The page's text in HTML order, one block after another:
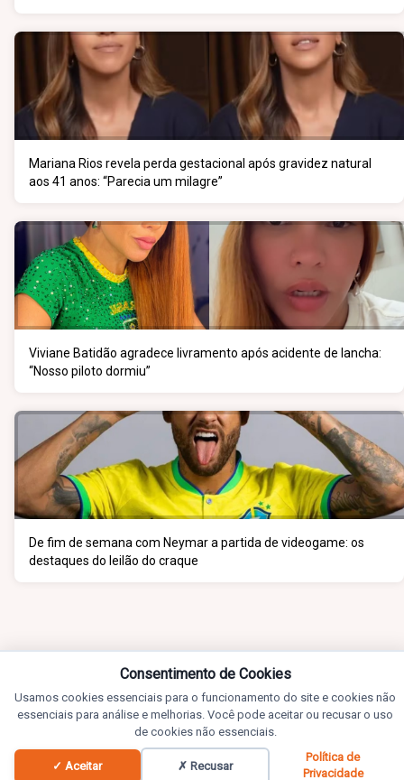
Mariana Rios revela perda gestacional após gravidez natural
aos 41 anos: “Parecia um milagre”
Viviane Batidão agradece livramento após acidente de lancha:
“Nosso piloto dormiu”
De fim de semana com Neymar a partida de videogame: os
destaques do leilão do craque
Notícias
Consentimento de Cookies
Usamos cookies essenciais para o funcionamento do site e cookies não
essenciais para análise e melhorias. Você pode aceitar ou recusar o uso
de cookies não essenciais.
✓ Aceitar ✗ Recusar
Política de
Privacidade